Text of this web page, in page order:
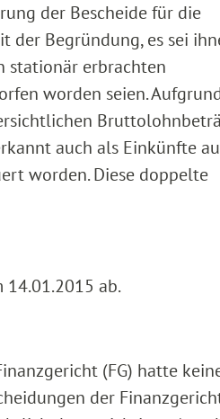
der Bescheide für die
der Begründung, es sei
stationär erbrachten
worden seien.
auch als Einkünfte
worden. Diese doppelte
14.01.2015 ab.
(FG) hatte
der